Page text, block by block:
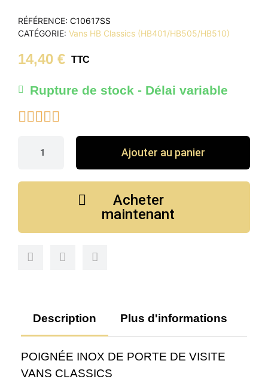
RÉFÉRENCE C10617SS
CATÉGORIE Vans HB Classics (HB401/HB505/HB510)
14,40 € TTC
Rupture de stock - Délai variable

Ajouter au panier
Acheter
maintenant
Description Plus d'informations
POIGNÉE INOX DE PORTE DE VISITE
VANS CLASSICS